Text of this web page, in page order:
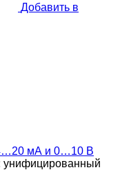
Добавить в
мА и 0…10 В
унифицированный